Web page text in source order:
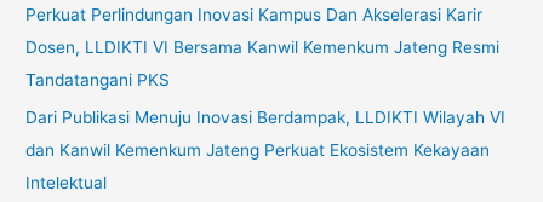
:
Perkuat Perlindungan Inovasi Kampus Dan Akselerasi Karir
Dosen, LLDIKTI VI Bersama Kanwil Kemenkum Jateng Resmi
Tandatangani PKS
Dari Publikasi Menuju Inovasi Berdampak, LLDIKTI Wilayah VI
dan Kanwil Kemenkum Jateng Perkuat Ekosistem Kekayaan
Intelektual